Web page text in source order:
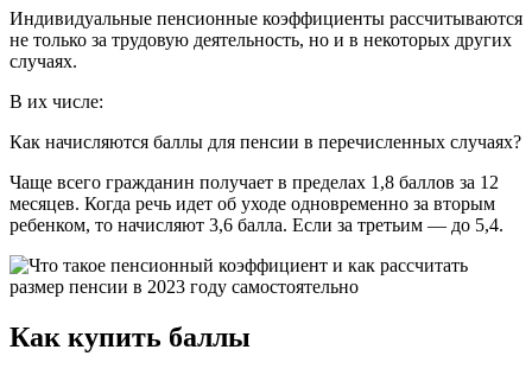
Индивидуальные пенсионные коэффициенты рассчитываются
не только за трудовую деятельность, но и в некоторых других
случаях.
В их числе:
Как начисляются баллы для пенсии в перечисленных случаях?
Чаще всего гражданин получает в пределах 1,8 баллов за 12
месяцев. Когда речь идет об уходе одновременно за вторым
ребенком, то начисляют 3,6 балла. Если за третьим — до 5,4.
Как купить баллы